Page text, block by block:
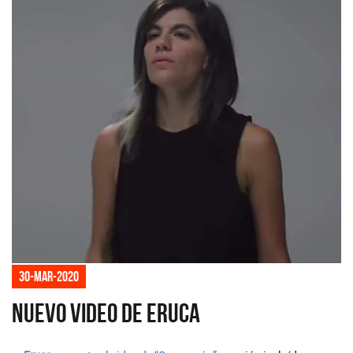
30-mar-2020
Nuevo video de Eruca